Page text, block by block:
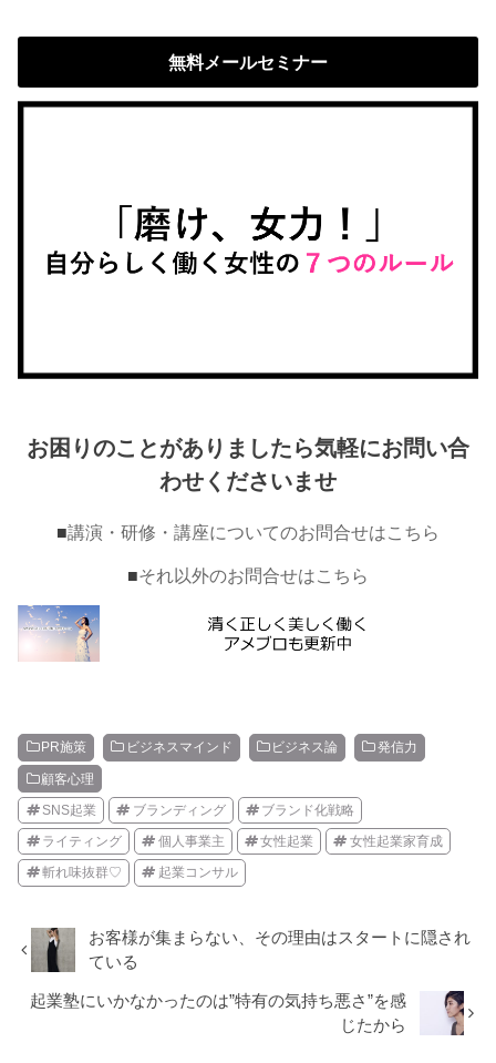
無料メールセミナー
お困りのことがありましたら気軽にお問い合
わせくださいませ
■講演・研修・講座についてのお問合せはこちら
■それ以外のお問合せはこちら
PR施策 ビジネスマインド ビジネス論 発信力
顧客心理
SNS起業 ブランディング ブランド化戦略
ライティング 個人事業主 女性起業 女性起業家育成
斬れ味抜群♡ 起業コンサル
お客様が集まらない、その理由はスタートに隠され
ている
起業塾にいかなかったのは”特有の気持ち悪さ”を感
じたから